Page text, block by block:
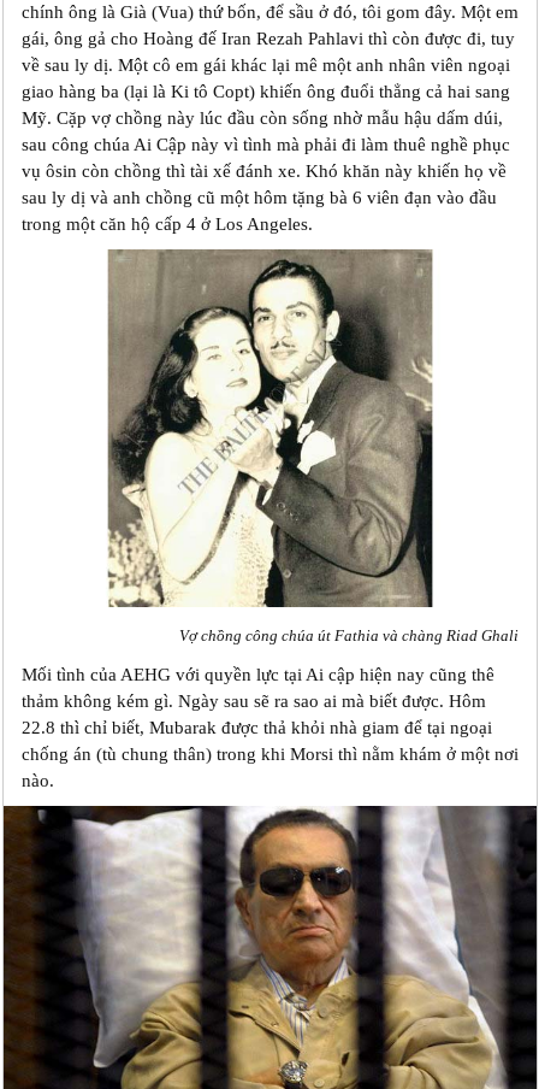
chính ông là Già (Vua) thứ bốn, để sầu ở đó, tôi gom đây. Một em
gái, ông gả cho Hoàng đế Iran Rezah Pahlavi thì còn được đi, tuy
về sau ly dị. Một cô em gái khác lại mê một anh nhân viên ngoại
giao hàng ba (lại là Ki tô Copt) khiến ông đuổi thẳng cả hai sang
Mỹ. Cặp vợ chồng này lúc đầu còn sống nhờ mẫu hậu dấm dúi,
sau công chúa Ai Cập này vì tình mà phải đi làm thuê nghề phục
vụ ôsin còn chồng thì tài xế đánh xe. Khó khăn này khiến họ về
sau ly dị và anh chồng cũ một hôm tặng bà 6 viên đạn vào đầu
trong một căn hộ cấp 4 ở Los Angeles.
Vợ chồng công chúa út Fathia và chàng Riad Ghali
Mối tình của AEHG với quyền lực tại Ai cập hiện nay cũng thê
thảm không kém gì. Ngày sau sẽ ra sao ai mà biết được. Hôm
22.8 thì chỉ biết, Mubarak được thả khỏi nhà giam để tại ngoại
chống án (tù chung thân) trong khi Morsi thì nằm khám ở một nơi
nào.